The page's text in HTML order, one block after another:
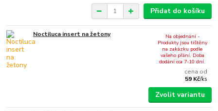
Přidat do košíku
Noctiluca insert na žetony
cena od
59 Kč/ks
Na objednání -
Produkty jsou tištěny
na zakázku podle
vašeho přání. Doba
dodání cca 7-10 dní.
Zvolit variantu